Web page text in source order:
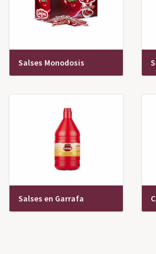
Salses Monodosis
Salses en Garrafa